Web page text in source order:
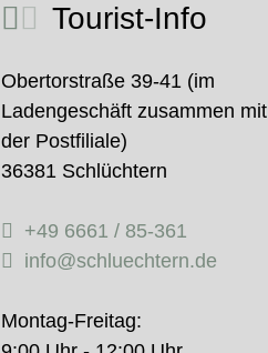
Tourist-Info
Obertorstraße 39-41 (im
Ladengeschäft zusammen mit
der Postfiliale)
36381 Schlüchtern
+49 6661 / 85-361
info@schluechtern.de
Montag-Freitag: